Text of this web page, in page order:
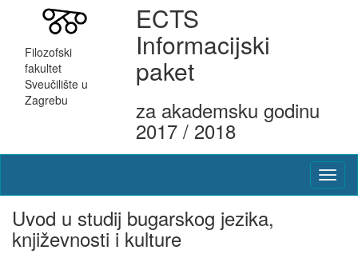
Filozofski
fakultet
Sveučilište u
Zagrebu
ECTS
Informacijski
paket
za akademsku godinu
2017 / 2018
Uvod u studij bugarskog jezika,
književnosti i kulture